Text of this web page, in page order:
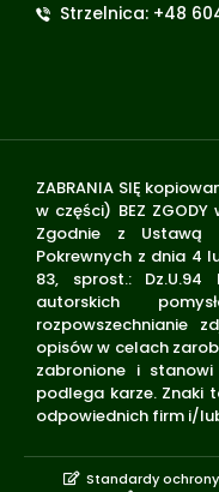
Strzelnica: +48
ZABRANIA SIĘ
w części) BEZ
Zgodnie z Ustawą
Pokrewnych z dnia 4
83, sprost.: Dz.U.94
autorskich
rozpowszechnianie
opisów w celach
zabronione i
podlega karze. Znaki
odpowiednich firm i/
Standardy